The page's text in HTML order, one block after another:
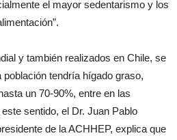
el mayor sedentarismo y los
y también realizados en Chile, se
tendría hígado graso,
un 70-90%, entre en las
sentido, el Dr. Juan Pablo
de la ACHHEP, explica que